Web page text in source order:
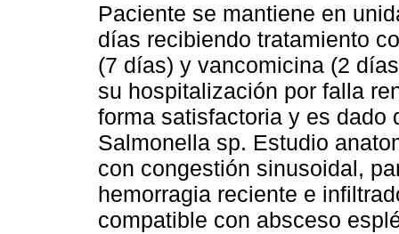
Paciente se mantiene en
días recibiendo tratamiento
(7 días) y vancomicina (2
su hospitalización por falla
forma satisfactoria y es dado
Salmonella sp. Estudio
con congestión sinusoidal,
hemorragia reciente e
compatible con absceso